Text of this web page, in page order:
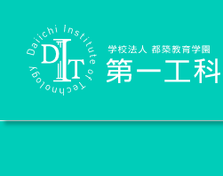
Daiichi Institute of